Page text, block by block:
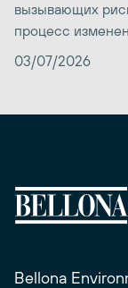
вызывающих
процесс
03/07/2026
Bellona